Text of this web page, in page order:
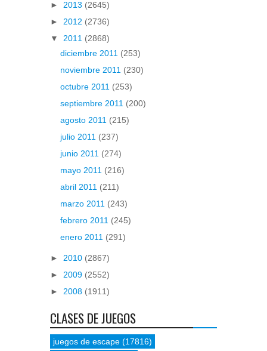
► 2013 (2645)
► 2012 (2736)
▼ 2011 (2868)
diciembre 2011 (253)
noviembre 2011 (230)
octubre 2011 (253)
septiembre 2011 (200)
agosto 2011 (215)
julio 2011 (237)
junio 2011 (274)
mayo 2011 (216)
abril 2011 (211)
marzo 2011 (243)
febrero 2011 (245)
enero 2011 (291)
► 2010 (2867)
► 2009 (2552)
► 2008 (1911)
CLASES DE JUEGOS
juegos de escape (17816)